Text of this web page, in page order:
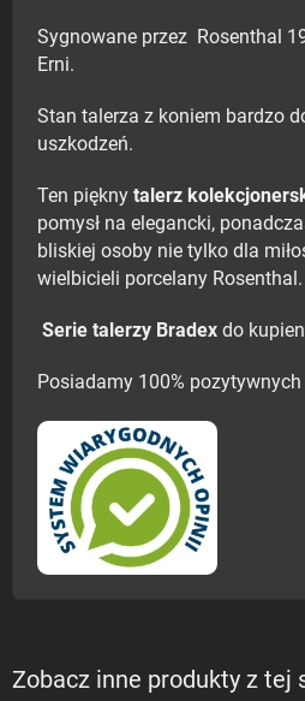
Sygnowane przez Rosenthal
Erni.
Stan talerza z koniem bardzo
uszkodzeń.
Ten piękny talerz
pomysł na elegancki,
bliskiej osoby nie tylko dla
wielbicieli porcelany Rosenthal.
Serie talerzy Bradex do
Posiadamy 100%
Zobacz inne produkty z tej